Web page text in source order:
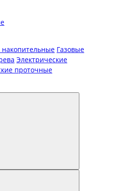
накопительные Газовые
Электрические
проточные